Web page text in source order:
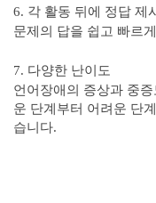
6. 각 활동 뒤에 정답 제
문제의 답을 쉽고 빠르
7. 다양한 난이도
언어장애의 증상과 중
운 단계부터 어려운 단
습니다.